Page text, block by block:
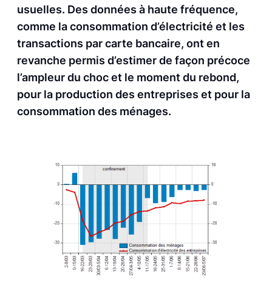
usuelles. Des données à haute fréquence,
comme la consommation d’électricité et les
transactions par carte bancaire, ont en
revanche permis d’estimer de façon précoce
l’ampleur du choc et le moment du rebond,
pour la production des entreprises et pour la
consommation des ménages.